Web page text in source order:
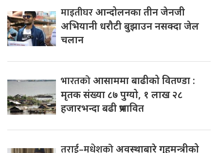
माइतीघरआन्दोलनका तीन जेनजी
अभियानी धरौटी बुझाउन नसक्दा जेल
चलान
भारतकोआसाममा बाढीको वितण्डा :
मृतक संख्या ८७ पुग्यो, १ लाख २८
हजारभन्दा बढी प्रभावित
अवस्थाबारे गृहमन्त्रीको